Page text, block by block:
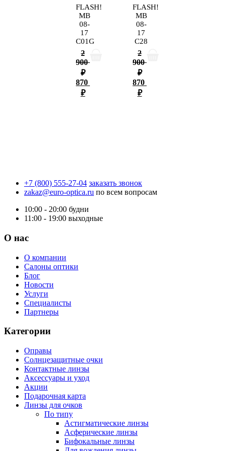
FLASH!
MB
08-
17
C01G
2
900
₽
870
₽
FLASH!
MB
08-
17
C28
2
900
₽
870
₽
+7 (800) 555-27-04 заказать звонок
zakaz@euro-optica.ru по всем вопросам
10:00 - 20:00 будни
11:00 - 19:00 выходные
О нас
О компании
Салоны оптики
Блог
Новости
Услуги
Специалисты
Партнеры
Категории
Оправы
Солнцезащитные очки
Контактные линзы
Аксессуары и уход
Акции
Подарочная карта
Линзы для очков
По типу
Астигматические линзы
Асферические линзы
Бифокальные линзы